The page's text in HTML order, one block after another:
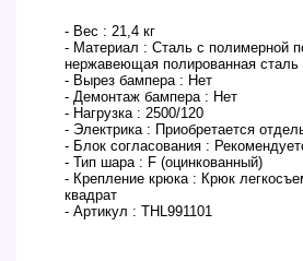
- Вес : 21,4 кг
- Материал : Сталь с полимерной
нержавеющая полированная сталь
- Вырез бампера : Нет
- Демонтаж бампера : Нет
- Нагрузка : 2500/120
- Электрика : Приобретается
- Блок согласования :
- Тип шара : F (оцинкованный)
- Крепление крюка : Крюк
квадрат
- Артикул : THL991101